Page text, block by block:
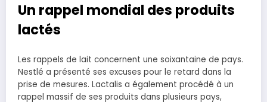
Un rappel mondial des produits
lactés
Les rappels de lait concernent une soixantaine de pays.
Nestlé a présenté ses excuses pour le retard dans la
prise de mesures. Lactalis a également procédé à un
rappel massif de ses produits dans plusieurs pays,